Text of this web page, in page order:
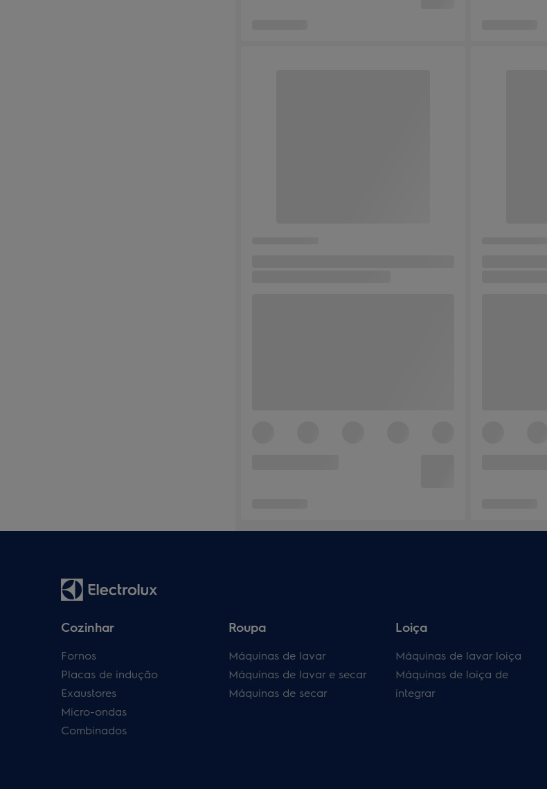
Cozinhar
Fornos
Placas de indução
Exaustores
Micro-ondas
Combinados
Roupa
Máquinas de lavar
Máquinas de lavar e secar
Máquinas de secar
Loiça
Máquinas de lavar loiça
Máquinas de loiça de
integrar